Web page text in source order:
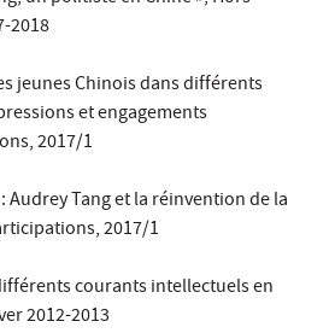
2018
jeunes Chinois dans différents
et engagements
, 2017/1
Audrey Tang et la réinvention de la
, 2017/1
courants intellectuels en
2012-2013